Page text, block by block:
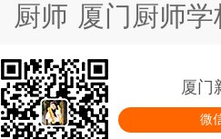
厨师 厦门厨师学
厦门
微